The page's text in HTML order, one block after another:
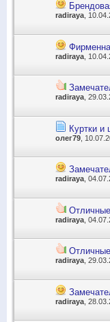
radiraya,
radiraya ,
radiraya ,
Куртки и
олег79 ,
radiraya ,
radiraya ,
radiraya ,
radiraya ,